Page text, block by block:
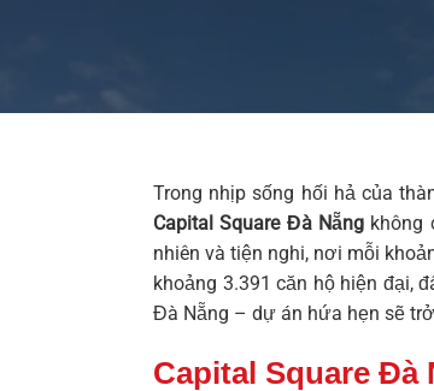
Trong nhịp sống hối hả của
Capital Square Đà Nẵngkhông
nhiên và tiện nghi, nơi mỗi
khoảng 3.391 căn hộ hiện đại,
Đà Nẵng – dự án hứa hẹn sẽ
Capital Square Đà